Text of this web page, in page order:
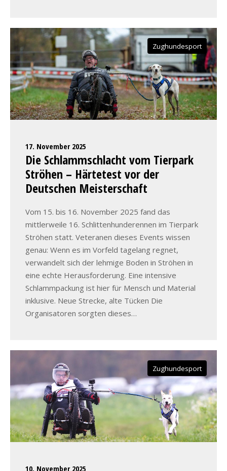
Zughundesport
17. November 2025
Die Schlammschlacht vom Tierpark
Ströhen – Härtetest vor der
Deutschen Meisterschaft
Vom 15. bis 16. November 2025 fand das
mittlerweile 16. Schlittenhunderennen im Tierpark
Ströhen statt. Veteranen dieses Events wissen
genau: Wenn es im Vorfeld tagelang regnet,
verwandelt sich der lehmige Boden in Ströhen in
eine echte Herausforderung. Eine intensive
Schlammpackung ist hier für Mensch und Material
inklusive. Neue Strecke, alte Tücken Die
Organisatoren sorgten dieses…
Zughundesport
10. November 2025